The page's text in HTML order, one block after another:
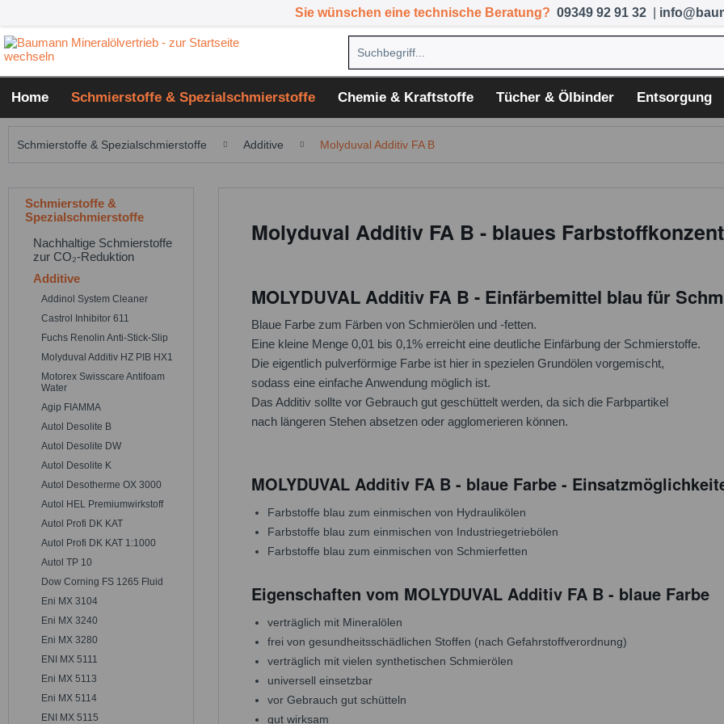
Sie wünschen eine technische Beratung? 09349 92 91 32
Home Schmierstoffe & Spezialschmierstoffe Chemie & Kraftstoffe Tücher & Ölbinder Entsorgung
Schmierstoffe & Spezialschmierstoffe Additive Molyduval Additiv FA B
Schmierstoffe &
Spezialschmierstoffe
Nachhaltige Schmierstoffe
zur CO₂-Reduktion
Additive
Addinol System Cleaner
Castrol Inhibitor 611
Fuchs Renolin Anti-Stick-Slip
Molyduval Additiv HZ PIB HX1
Motorex Swisscare Antifoam
Water
Agip FIAMMA
Autol Desolite B
Autol Desolite DW
Autol Desolite K
Autol Desotherme OX 3000
Autol HEL Premiumwirkstoff
Autol Profi DK KAT
Autol Profi DK KAT 1:1000
Autol TP 10
Dow Corning FS 1265 Fluid
Eni MX 3104
Eni MX 3240
Eni MX 3280
ENI MX 5111
Eni MX 5113
Eni MX 5114
ENI MX 5115
Molyduval Additiv FA B - blaues
MOLYDUVAL Additiv FA B - Einfärbemittel blau für
Blaue Farbe zum Färben von Schmierölen und -fetten.
Eine kleine Menge 0,01 bis 0,1% erreicht eine deutliche Einfärbung der Schmierstoffe.
Die eigentlich pulverförmige Farbe ist hier in spezielen Grundölen vorgemischt,
sodass eine einfache Anwendung möglich ist.
Das Additiv sollte vor Gebrauch gut geschüttelt werden, da sich die Farbpartikel
nach längeren Stehen absetzen oder agglomerieren können.
MOLYDUVAL Additiv FA B - blaue Farbe -
Farbstoffe blau zum einmischen von Hydraulikölen
Farbstoffe blau zum einmischen von Industriegetriebölen
Farbstoffe blau zum einmischen von Schmierfetten
Eigenschaften vom MOLYDUVAL Additiv FA B - blaue Farbe
verträglich mit Mineralölen
frei von gesundheitsschädlichen Stoffen (nach Gefahrstoffverordnung)
verträglich mit vielen synthetischen Schmierölen
universell einsetzbar
vor Gebrauch gut schütteln
gut wirksam